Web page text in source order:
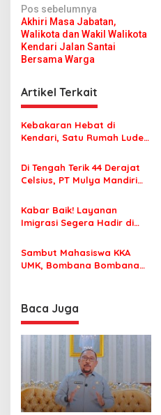
N
a
v
i
g
a
s
i
p
o
s
Pos sebelumnya
Akhiri Masa Jabatan,
Walikota dan Wakil Walikota
Kendari Jalan Santai
Bersama Warga
Artikel Terkait
Kebakaran Hebat di
Kendari, Satu Rumah Ludes
Di Tengah Terik 44 Derajat
Celsius, PT Mulya Mandiri
Jamaah Tetap Sehat dan
Nyaman Beribadah
Kabar Baik! Layanan
Imigrasi Segera Hadir di
Perlu Lagi ke Kendari
Sambut Mahasiswa KKA
UMK, Bombana Bombana
Baca Juga